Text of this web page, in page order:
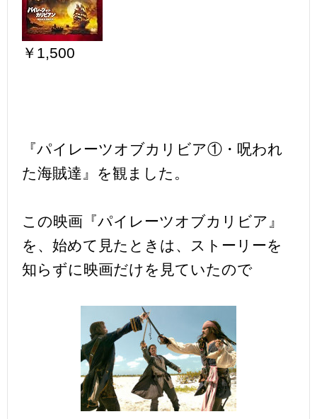
￥1,500
『パイレーツオブカリビア①・呪われ
た海賊達』を観ました。
この映画『パイレーツオブカリビア』
を、始めて見たときは、ストーリーを
知らずに映画だけを見ていたので